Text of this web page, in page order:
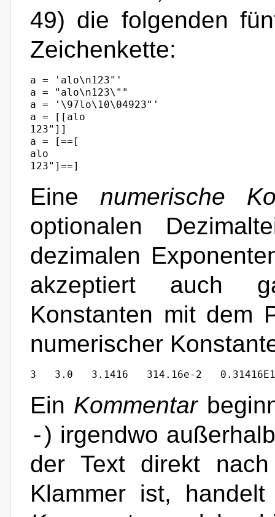
49) die folgenden
Zeichenkette:
a = 'alo\n123"'
a = "alo\n123\""
a = '\97lo\10\04923"'
a = [[alo
123"]]
a = [==[
alo
123"]==]
Eine numerische
optionalen
dezimalen
akzeptiert auch
Konstanten mit dem
numerischer
3   3.0   3.1416   314.16e-2
Ein Kommentar
-) irgendwo
der Text direkt
Klammer ist,